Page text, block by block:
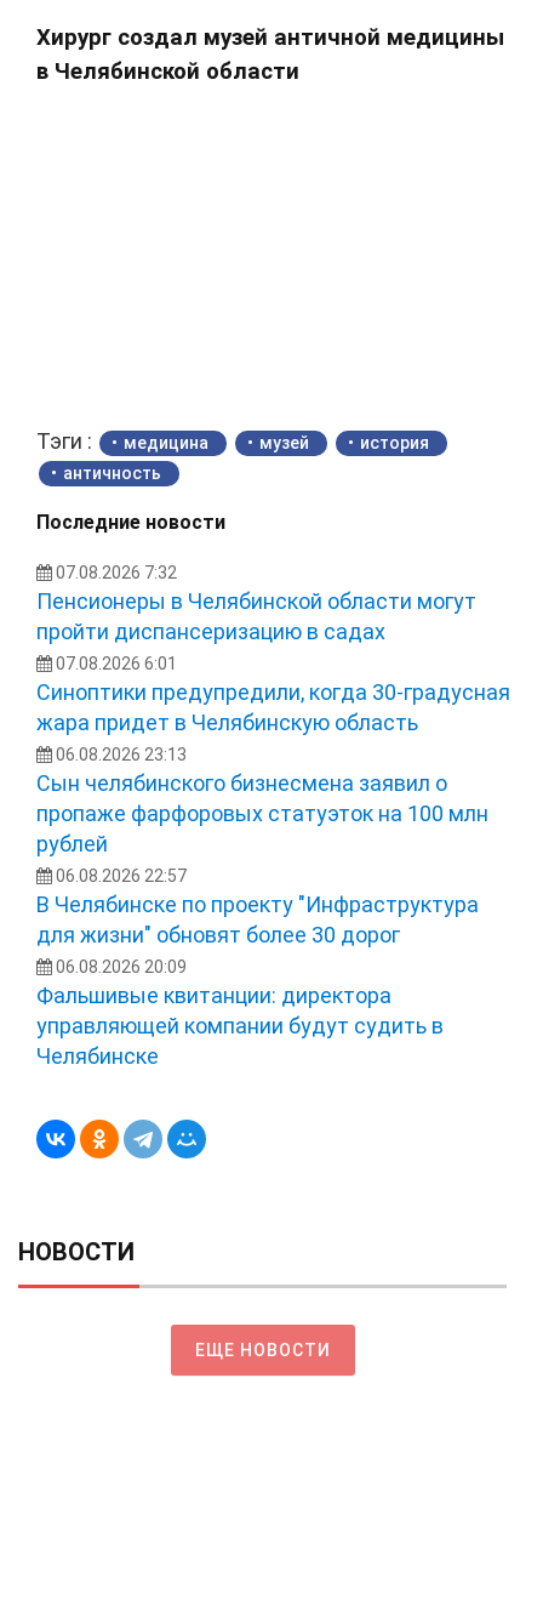
Хирург создал музей античной медицины
в Челябинской области
Тэги : медицина музей
история
античность
Последние новости
07.08.2026 7:32
Пенсионеры в Челябинской области могут
пройти диспансеризацию в садах
07.08.2026 6:01
Синоптики предупредили, когда 30-градусная
жара придет в Челябинскую область
06.08.2026 23:13
Сын челябинского бизнесмена заявил о
пропаже фарфоровых статуэток на 100 млн
рублей
06.08.2026 22:57
В Челябинске по проекту "Инфраструктура
для жизни" обновят более 30 дорог
06.08.2026 20:09
Фальшивые квитанции: директора
управляющей компании будут судить в
Челябинске
НОВОСТИ
ЕЩЕ НОВОСТИ